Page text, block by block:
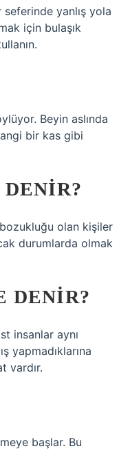
seferinde yanlış yola
için bulaşık
Beyin aslında
bir kas gibi
olan kişiler
durumlarda olmak
DENIR?
insanlar aynı
yapmadıklarına
vardır.
başlar. Bu